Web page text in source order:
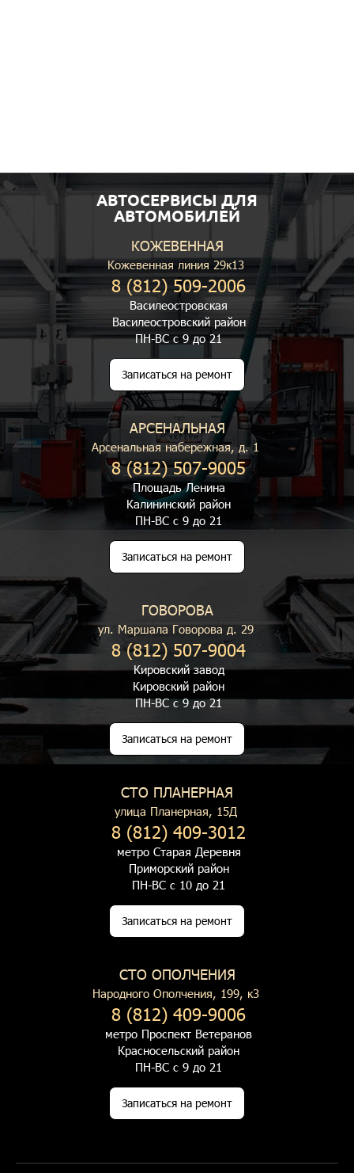
АВТОСЕРВИСЫ ДЛЯ
АВТОМОБИЛЕЙ
КОЖЕВЕННАЯ
Кожевенная линия 29к13
8 (812) 509-2006
Василеостровская
Василеостровский район
ПН-ВС с 9 до 21
Записаться на ремонт
АРСЕНАЛЬНАЯ
Арсенальная набережная, д. 1
8 (812) 507-9005
Площадь Ленина
Калининский район
ПН-ВС с 9 до 21
Записаться на ремонт
ГОВОРОВА
ул. Маршала Говорова д. 29
8 (812) 507-9004
Кировский завод
Кировский район
ПН-ВС с 9 до 21
Записаться на ремонт
СТО ПЛАНЕРНАЯ
улица Планерная, 15Д
8 (812) 409-3012
метро Старая Деревня
Приморский район
ПН-ВС с 10 до 21
Записаться на ремонт
СТО ОПОЛЧЕНИЯ
Народного Ополчения, 199, к3
8 (812) 409-9006
метро Проспект Ветеранов
Красносельский район
ПН-ВС с 9 до 21
Записаться на ремонт